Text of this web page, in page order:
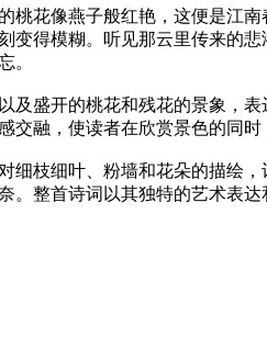
花像燕子般红艳，这便是江
得模糊。听见那云里传来的
。
盛开的桃花和残花的景象，
融，使读者在欣赏景色的同时
枝细叶、粉墙和花朵的描绘
整首诗词以其独特的艺术表